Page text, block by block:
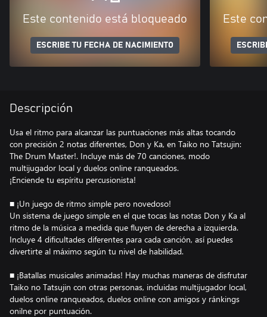
Este contenido está bloqueado
ESCRIBE TU FECHA DE NACIMIENTO
Este
Descripción
Usa el ritmo para alcanzar las puntuaciones más altas tocando
con precisión 2 notas diferentes, Don y Ka, en Taiko no Tatsujin:
The Drum Master!. Incluye más de 70 canciones, modo
multijugador local y duelos online ranqueados.
¡Enciende tu espíritu percusionista!
■ ¡Un juego de ritmo simple pero novedoso!
Un sistema de juego simple en el que tocas las notas Don y Ka al
ritmo de la música a medida que fluyen de derecha a izquierda.
Incluye 4 dificultades diferentes para cada canción, así puedes
divertirte al máximo según tu nivel de habilidad.
■ ¡Batallas musicales animadas! Hay muchas maneras de disfrutar
Taiko no Tatsujin con otras personas, incluidas multijugador local,
duelos online ranqueados, duelos online con amigos y ránkings
onilne por puntuación.